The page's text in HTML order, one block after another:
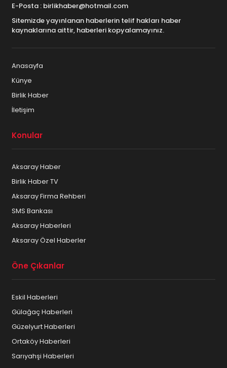
E-Posta : birlikhaber@hotmail.com
Sitemizde yayınlanan haberlerin telif hakları haber
kaynaklarına aittir, haberleri kopyalamayınız.
Anasayfa
Künye
Birlik Haber
İletişim
Konular
Aksaray Haber
Birlik Haber TV
Aksaray Firma Rehberi
SMS Bankası
Aksaray Haberleri
Aksaray Özel Haberler
Öne Çıkanlar
Eskil Haberleri
Gülağaç Haberleri
Güzelyurt Haberleri
Ortaköy Haberleri
Sarıyahşi Haberleri